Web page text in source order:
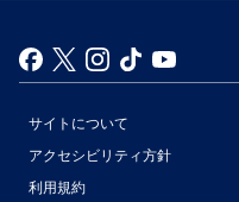
サイトについて
アクセシビリティ方針
利用規約